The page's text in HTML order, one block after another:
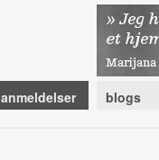
anmeldelser blogs